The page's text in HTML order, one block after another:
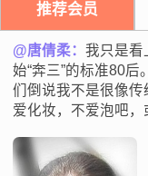
推荐会员
@唐倩柔：我只是看
始“奔三”的标准80
们倒说我不是很像
爱化妆，不爱泡吧，